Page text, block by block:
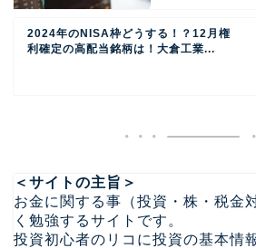
2024年のNISA枠どうする！？12月権
利確定の高配当銘柄は！大倉工業...
＜サイトの主旨＞
お金に関する事（投資・株・税金
く勉強するサイトです。
投資初心者のリコに投資の基本情